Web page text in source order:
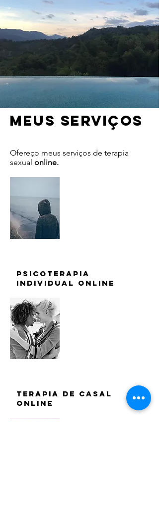
Meus serviços
Ofereço meus serviços de terapia
sexual online.
Psicoterapia
individual online
Terapia de Casal
Online